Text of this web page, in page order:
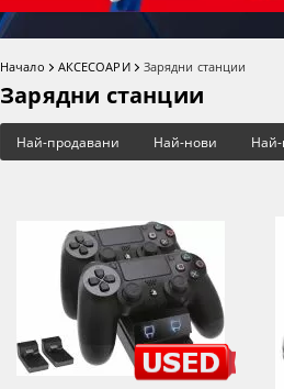
Начало АКСЕСОАРИ Зарядни станции
Зарядни станции
Най-продавани Най-нови